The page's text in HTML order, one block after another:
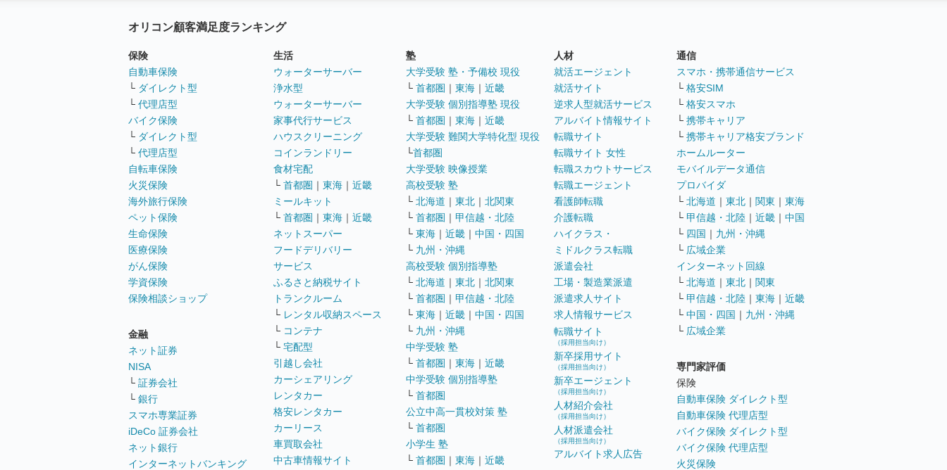
オリコン顧客満足度ランキング
保険
自動車保険
└ ダイレクト型
└ 代理店型
バイク保険
└ ダイレクト型
└ 代理店型
自転車保険
火災保険
海外旅行保険
ペット保険
生命保険
医療保険
がん保険
学資保険
保険相談ショップ
金融
ネット証券
NISA
└ 証券会社
└ 銀行
スマホ専業証券
iDeCo 証券会社
ネット銀行
インターネットバンキング
生活
ウォーターサーバー
浄水型
ウォーターサーバー
家事代行サービス
ハウスクリーニング
コインランドリー
食材宅配
└ 首都圏 ｜ 東海 ｜ 近畿
ミールキット
└ 首都圏 ｜ 東海 ｜ 近畿
ネットスーパー
フードデリバリー
サービス
ふるさと納税サイト
トランクルーム
└ レンタル収納スペース
└ コンテナ
└ 宅配型
引越し会社
カーシェアリング
レンタカー
格安レンタカー
カーリース
車買取会社
中古車情報サイト
塾
大学受験 塾・予備校 現役
└ 首都圏 ｜ 東海 ｜ 近畿
大学受験 個別指導塾 現役
└ 首都圏 ｜ 東海 ｜ 近畿
大学受験 難関大学特化型 現役
└首都圏
大学受験 映像授業
高校受験 塾
└ 北海道 ｜ 東北 ｜ 北関東
└ 首都圏 ｜ 甲信越・北陸
└ 東海 ｜ 近畿 ｜ 中国・四国
└ 九州・沖縄
高校受験 個別指導塾
└ 北海道 ｜ 東北 ｜ 北関東
└ 首都圏 ｜ 甲信越・北陸
└ 東海 ｜ 近畿 ｜ 中国・四国
└ 九州・沖縄
中学受験 塾
└ 首都圏 ｜ 東海 ｜ 近畿
中学受験 個別指導塾
└ 首都圏
公立中高一貫校対策 塾
└ 首都圏
小学生 塾
└ 首都圏 ｜ 東海 ｜ 近畿
人材
就活エージェント
就活サイト
逆求人型就活サービス
アルバイト情報サイト
転職サイト
転職サイト 女性
転職スカウトサービス
転職エージェント
看護師転職
介護転職
ハイクラス・
ミドルクラス転職
派遣会社
工場・製造業派遣
派遣求人サイト
求人情報サービス
転職サイト
（採用担当向け）
新卒採用サイト
（採用担当向け）
新卒エージェント
（採用担当向け）
人材紹介会社
（採用担当向け）
人材派遣会社
（採用担当向け）
アルバイト求人広告
通信
スマホ・携帯通信サービス
└ 格安SIM
└ 格安スマホ
└ 携帯キャリア
└ 携帯キャリア格安ブランド
ホームルーター
モバイルデータ通信
プロバイダ
└ 北海道 ｜ 東北 ｜ 関東 ｜ 東海
└ 甲信越・北陸 ｜ 近畿 ｜ 中国
└ 四国 ｜ 九州・沖縄
└ 広域企業
インターネット回線
└ 北海道 ｜ 東北 ｜ 関東
└ 甲信越・北陸 ｜ 東海 ｜ 近畿
└ 中国・四国 ｜ 九州・沖縄
└ 広域企業
専門家評価
保険
自動車保険 ダイレクト型
自動車保険 代理店型
バイク保険 ダイレクト型
バイク保険 代理店型
火災保険